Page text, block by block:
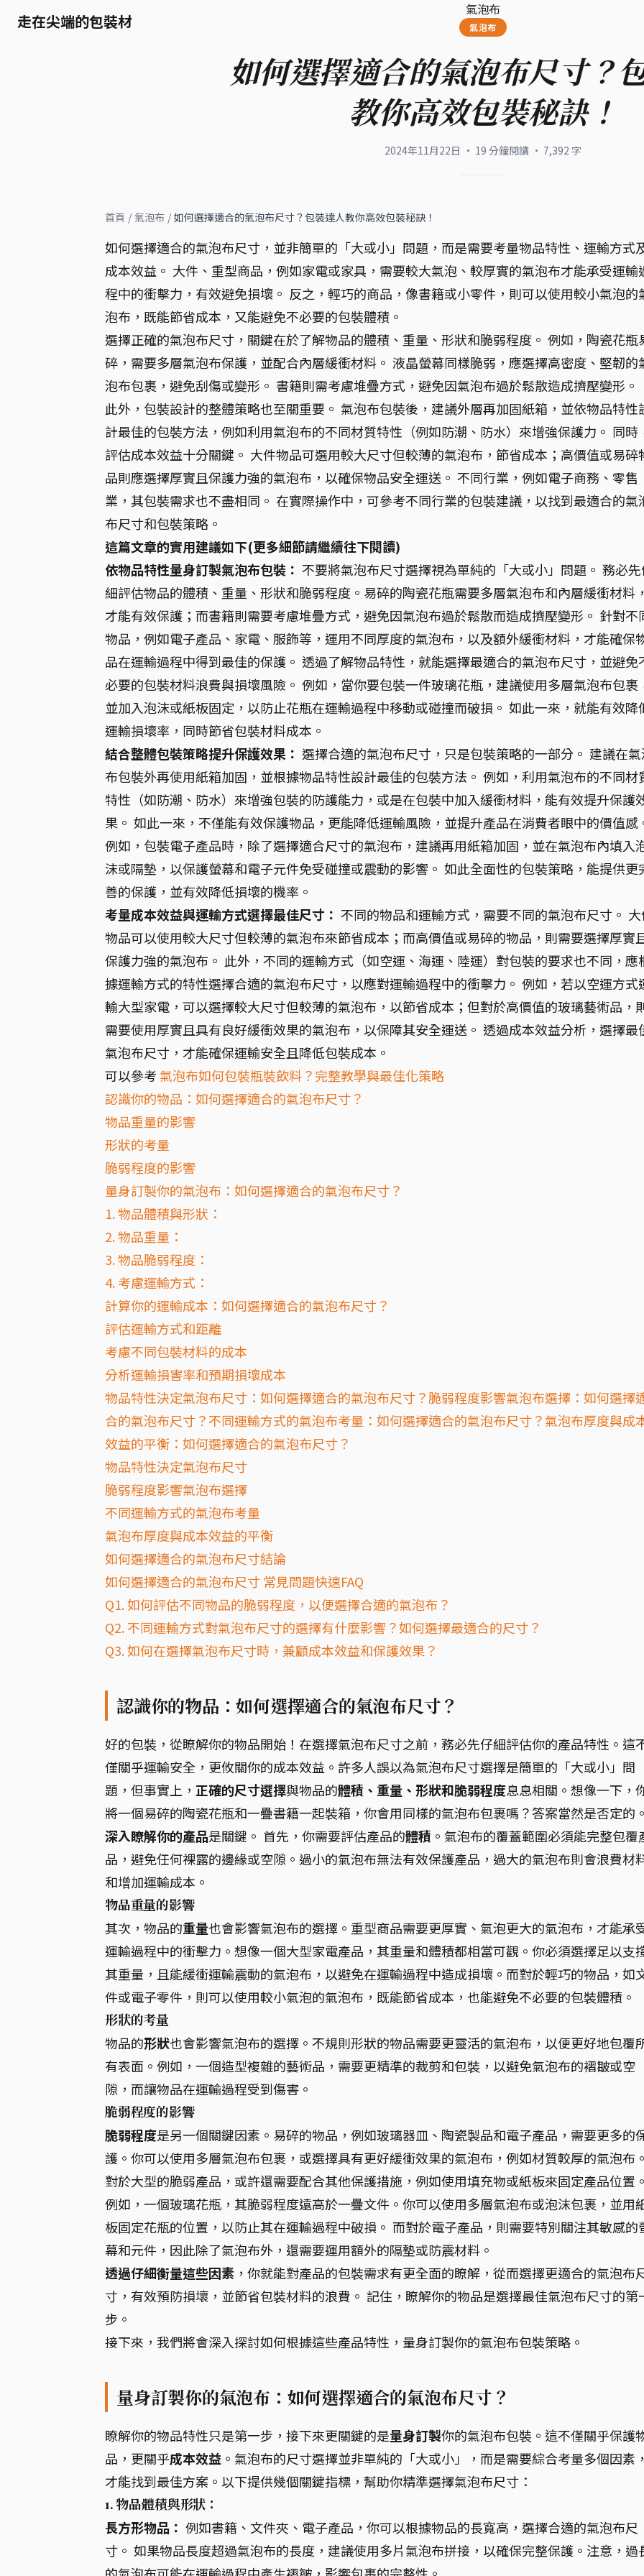
走在尖端的包裝材
氣泡布
氣泡布
如何選擇適合的氣泡布尺寸？
教你高效包裝秘訣！
2024年11月22日 · 19 分鐘閱讀 · 7,392 字
首頁 / 氣泡布 / 如何選擇適合的氣泡布尺寸？包裝達人教你高效包裝秘訣！
如何選擇適合的氣泡布尺寸，並非簡單的「大或小」問題，而是需要考量物品特性、運輸方式
成本效益。 大件、重型商品，例如家電或家具，需要較大氣泡、較厚實的氣泡布才能承受運輸
程中的衝擊力，有效避免損壞。 反之，輕巧的商品，像書籍或小零件，則可以使用較小氣泡的
泡布，既能節省成本，又能避免不必要的包裝體積。
選擇正確的氣泡布尺寸，關鍵在於了解物品的體積、重量、形狀和脆弱程度。 例如，陶瓷花瓶
碎，需要多層氣泡布保護，並配合內層緩衝材料。 液晶螢幕同樣脆弱，應選擇高密度、堅韌的
泡布包裹，避免刮傷或變形。 書籍則需考慮堆疊方式，避免因氣泡布過於鬆散造成擠壓變形。
此外，包裝設計的整體策略也至關重要。 氣泡布包裝後，建議外層再加固紙箱，並依物品特性
計最佳的包裝方法，例如利用氣泡布的不同材質特性（例如防潮、防水）來增強保護力。 同時
評估成本效益十分關鍵。 大件物品可選用較大尺寸但較薄的氣泡布，節省成本；高價值或易碎
品則應選擇厚實且保護力強的氣泡布，以確保物品安全運送。 不同行業，例如電子商務、零售
業，其包裝需求也不盡相同。 在實際操作中，可參考不同行業的包裝建議，以找到最適合的氣
布尺寸和包裝策略。
這篇文章的實用建議如下(更多細節請繼續往下閱讀)
依物品特性量身訂製氣泡布包裝： 不要將氣泡布尺寸選擇視為單純的「大或小」問題。 務必
細評估物品的體積、重量、形狀和脆弱程度。易碎的陶瓷花瓶需要多層氣泡布和內層緩衝材料
才能有效保護；而書籍則需要考慮堆疊方式，避免因氣泡布過於鬆散而造成擠壓變形。 針對不
物品，例如電子產品、家電、服飾等，運用不同厚度的氣泡布，以及額外緩衝材料，才能確保
品在運輸過程中得到最佳的保護。 透過了解物品特性，就能選擇最適合的氣泡布尺寸，並避免
必要的包裝材料浪費與損壞風險。 例如，當你要包裝一件玻璃花瓶，建議使用多層氣泡布包裹
並加入泡沫或紙板固定，以防止花瓶在運輸過程中移動或碰撞而破損。 如此一來，就能有效降
運輸損壞率，同時節省包裝材料成本。
結合整體包裝策略提升保護效果： 選擇合適的氣泡布尺寸，只是包裝策略的一部分。 建議在
布包裝外再使用紙箱加固，並根據物品特性設計最佳的包裝方法。 例如，利用氣泡布的不同材
特性（如防潮、防水）來增強包裝的防護能力，或是在包裝中加入緩衝材料，能有效提升保護
果。 如此一來，不僅能有效保護物品，更能降低運輸風險，並提升產品在消費者眼中的價值感
例如，包裝電子產品時，除了選擇適合尺寸的氣泡布，建議再用紙箱加固，並在氣泡布內填入
沫或隔墊，以保護螢幕和電子元件免受碰撞或震動的影響。 如此全面性的包裝策略，能提供更
善的保護，並有效降低損壞的機率。
考量成本效益與運輸方式選擇最佳尺寸： 不同的物品和運輸方式，需要不同的氣泡布尺寸。
物品可以使用較大尺寸但較薄的氣泡布來節省成本；而高價值或易碎的物品，則需要選擇厚實
保護力強的氣泡布。 此外，不同的運輸方式（如空運、海運、陸運）對包裝的要求也不同，應
據運輸方式的特性選擇合適的氣泡布尺寸，以應對運輸過程中的衝擊力。 例如，若以空運方式
輸大型家電，可以選擇較大尺寸但較薄的氣泡布，以節省成本；但對於高價值的玻璃藝術品，
需要使用厚實且具有良好緩衝效果的氣泡布，以保障其安全運送。 透過成本效益分析，選擇最
氣泡布尺寸，才能確保運輸安全且降低包裝成本。
可以參考 氣泡布如何包裝瓶裝飲料？完整教學與最佳化策略
認識你的物品：如何選擇適合的氣泡布尺寸？
物品重量的影響
形狀的考量
脆弱程度的影響
量身訂製你的氣泡布：如何選擇適合的氣泡布尺寸？
1. 物品體積與形狀：
2. 物品重量：
3. 物品脆弱程度：
4. 考慮運輸方式：
計算你的運輸成本：如何選擇適合的氣泡布尺寸？
評估運輸方式和距離
考慮不同包裝材料的成本
分析運輸損害率和預期損壞成本
物品特性決定氣泡布尺寸：如何選擇適合的氣泡布尺寸？脆弱程度影響氣泡布選擇：如何選擇
合的氣泡布尺寸？不同運輸方式的氣泡布考量：如何選擇適合的氣泡布尺寸？氣泡布厚度與成
效益的平衡：如何選擇適合的氣泡布尺寸？
物品特性決定氣泡布尺寸
脆弱程度影響氣泡布選擇
不同運輸方式的氣泡布考量
氣泡布厚度與成本效益的平衡
如何選擇適合的氣泡布尺寸結論
如何選擇適合的氣泡布尺寸 常見問題快速FAQ
Q1. 如何評估不同物品的脆弱程度，以便選擇合適的氣泡布？
Q2. 不同運輸方式對氣泡布尺寸的選擇有什麼影響？如何選擇最適合的尺寸？
Q3. 如何在選擇氣泡布尺寸時，兼顧成本效益和保護效果？
認識你的物品：如何選擇適合的氣泡布尺寸？
好的包裝，從瞭解你的物品開始！在選擇氣泡布尺寸之前，務必先仔細評估你的產品特性。這
僅關乎運輸安全，更攸關你的成本效益。許多人誤以為氣泡布尺寸選擇是簡單的「大或小」問
題，但事實上， 正確的尺寸選擇與物品的體積、重量、形狀和脆弱程度息息相關。想像一下，
將一個易碎的陶瓷花瓶和一疊書籍一起裝箱，你會用同樣的氣泡布包裹嗎？答案當然是否定的
深入瞭解你的產品是關鍵。 首先，你需要評估產品的體積 。氣泡布的覆蓋範圍必須能完整包覆
品，避免任何裸露的邊緣或空隙。過小的氣泡布無法有效保護產品，過大的氣泡布則會浪費材
和增加運輸成本。
物品重量的影響
其次，物品的重量也會影響氣泡布的選擇。重型商品需要更厚實、氣泡更大的氣泡布，才能承
運輸過程中的衝擊力。想像一個大型家電產品，其重量和體積都相當可觀。你必須選擇足以支
其重量，且能緩衝運輸震動的氣泡布，以避免在運輸過程中造成損壞。而對於輕巧的物品，如
件或電子零件，則可以使用較小氣泡的氣泡布，既能節省成本，也能避免不必要的包裝體積。
形狀的考量
物品的形狀也會影響氣泡布的選擇。不規則形狀的物品需要更靈活的氣泡布，以便更好地包覆
有表面。例如，一個造型複雜的藝術品，需要更精準的裁剪和包裝，以避免氣泡布的褶皺或空
隙，而讓物品在運輸過程受到傷害。
脆弱程度的影響
脆弱程度是另一個關鍵因素。易碎的物品，例如玻璃器皿、陶瓷製品和電子產品，需要更多的
護。你可以使用多層氣泡布包裹，或選擇具有更好緩衝效果的氣泡布，例如材質較厚的氣泡布
對於大型的脆弱產品，或許還需要配合其他保護措施，例如使用填充物或紙板來固定產品位置
例如，一個玻璃花瓶，其脆弱程度遠高於一疊文件。你可以使用多層氣泡布或泡沫包裹，並用
板固定花瓶的位置，以防止其在運輸過程中破損。 而對於電子產品，則需要特別關注其敏感的
幕和元件，因此除了氣泡布外，還需要運用額外的隔墊或防震材料。
透過仔細衡量這些因素 ，你就能對產品的包裝需求有更全面的瞭解，從而選擇更適合的氣泡布
寸，有效預防損壞，並節省包裝材料的浪費。 記住，瞭解你的物品是選擇最佳氣泡布尺寸的第
步。
接下來，我們將會深入探討如何根據這些產品特性，量身訂製你的氣泡布包裝策略。
量身訂製你的氣泡布：如何選擇適合的氣泡布尺寸？
瞭解你的物品特性只是第一步，接下來更關鍵的是量身訂製你的氣泡布包裝。這不僅關乎保護
品，更關乎成本效益 。氣泡布的尺寸選擇並非單純的「大或小」，而是需要綜合考量多個因素
才能找到最佳方案。以下提供幾個關鍵指標，幫助你精準選擇氣泡布尺寸：
1. 物品體積與形狀：
長方形物品： 例如書籍、文件夾、電子產品，你可以根據物品的長寬高，選擇合適的氣泡布尺
寸。 如果物品長度超過氣泡布的長度，建議使用多片氣泡布拼接，以確保完整保護。注意，過